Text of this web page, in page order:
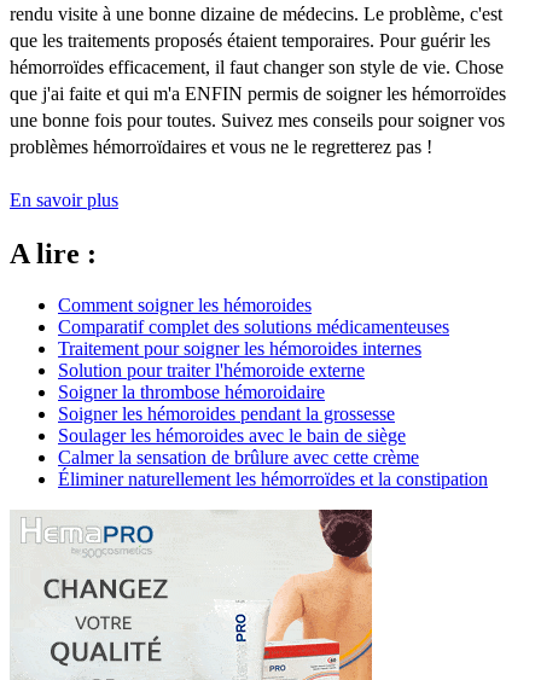
rendu visite à une bonne dizaine de médecins. Le problème, c'est
que les traitements proposés étaient temporaires. Pour guérir les
hémorroïdes efficacement, il faut changer son style de vie. Chose
que j'ai faite et qui m'a ENFIN permis de soigner les hémorroïdes
une bonne fois pour toutes. Suivez mes conseils pour soigner vos
problèmes hémorroïdaires et vous ne le regretterez pas !
En savoir plus
A lire :
Comment soigner les hémoroides
Comparatif complet des solutions médicamenteuses
Traitement pour soigner les hémoroides internes
Solution pour traiter l'hémoroide externe
Soigner la thrombose hémoroidaire
Soigner les hémoroides pendant la grossesse
Soulager les hémoroides avec le bain de siège
Calmer la sensation de brûlure avec cette crème
Éliminer naturellement les hémorroïdes et la constipation